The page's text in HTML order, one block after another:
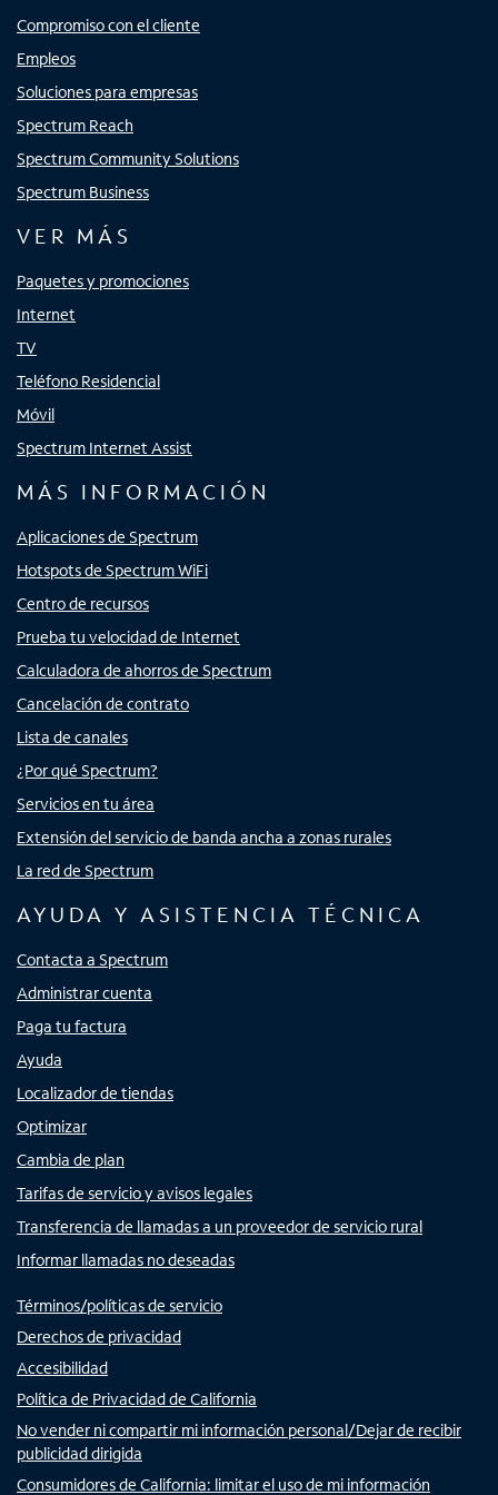
Compromiso con el cliente
Empleos
Soluciones para empresas
Spectrum Reach
Spectrum Community Solutions
Spectrum Business
VER MÁS
Paquetes y promociones
Internet
TV
Teléfono Residencial
Móvil
Spectrum Internet Assist
MÁS INFORMACIÓN
Aplicaciones de Spectrum
Hotspots de Spectrum WiFi
Centro de recursos
Prueba tu velocidad de Internet
Calculadora de ahorros de Spectrum
Cancelación de contrato
Lista de canales
¿Por qué Spectrum?
Servicios en tu área
Extensión del servicio de banda ancha a zonas rurales
La red de Spectrum
AYUDA Y ASISTENCIA TÉCNICA
Contacta a Spectrum
Administrar cuenta
Paga tu factura
Ayuda
Localizador de tiendas
Optimizar
Cambia de plan
Tarifas de servicio y avisos legales
Transferencia de llamadas a un proveedor de servicio rural
Informar llamadas no deseadas
Términos/políticas de servicio
Derechos de privacidad
Accesibilidad
Política de Privacidad de California
No vender ni compartir mi información personal/Dejar de recibir
publicidad dirigida
Consumidores de California: limitar el uso de mi información